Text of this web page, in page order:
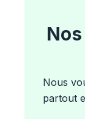
Nous
partout